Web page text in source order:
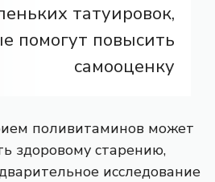
татуировок,
помогут повысить
самооценку